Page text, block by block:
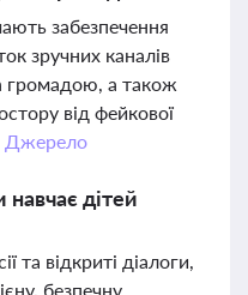
забезпечення
зручних каналів
громадою, а також
від фейкової
Джерело
дітей
та відкриті діалоги,
безпечну